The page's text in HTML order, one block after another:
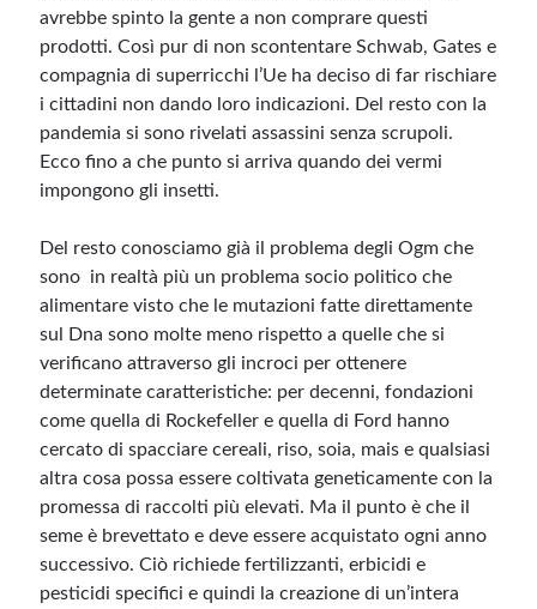
avrebbe spinto la gente a non comprare questi
prodotti. Così pur di non scontentare Schwab, Gates e
compagnia di superricchi l’Ue ha deciso di far rischiare
i cittadini non dando loro indicazioni. Del resto con la
pandemia si sono rivelati assassini senza scrupoli.
Ecco fino a che punto si arriva quando dei vermi
impongono gli insetti.
Del resto conosciamo già il problema degli Ogm che
sono in realtà più un problema socio politico che
alimentare visto che le mutazioni fatte direttamente
sul Dna sono molte meno rispetto a quelle che si
verificano attraverso gli incroci per ottenere
determinate caratteristiche: per decenni, fondazioni
come quella di Rockefeller e quella di Ford hanno
cercato di spacciare cereali, riso, soia, mais e qualsiasi
altra cosa possa essere coltivata geneticamente con la
promessa di raccolti più elevati. Ma il punto è che il
seme è brevettato e deve essere acquistato ogni anno
successivo. Ciò richiede fertilizzanti, erbicidi e
pesticidi specifici e quindi la creazione di un’intera